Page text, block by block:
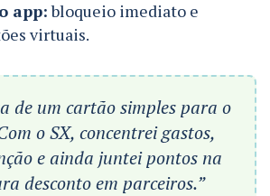
app:bloqueio imediato e
virtuais.
de um cartão simples para o
o SX, concentrei gastos,
e ainda juntei pontos na
desconto em parceiros.”